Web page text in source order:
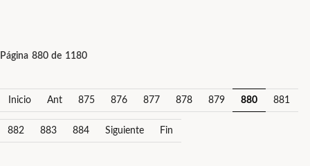
Página 880 de 1180
Inicio Ant 875 876 877 878 879 880 881
882 883 884 Siguiente Fin